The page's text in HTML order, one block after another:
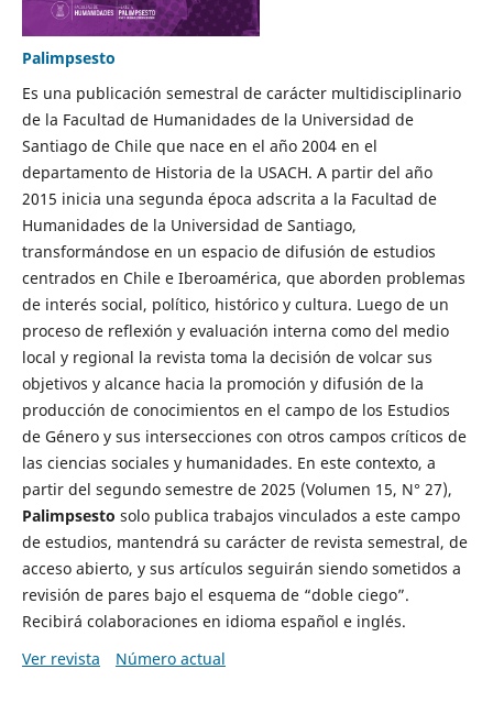
Palimpsesto
Es una publicación semestral de carácter multidisciplinario
de la Facultad de Humanidades de la Universidad de
Santiago de Chile que nace en el año 2004 en el
departamento de Historia de la USACH. A partir del año
2015 inicia una segunda época adscrita a la Facultad de
Humanidades de la Universidad de Santiago,
transformándose en un espacio de difusión de estudios
centrados en Chile e Iberoamérica, que aborden problemas
de interés social, político, histórico y cultura. Luego de un
proceso de reflexión y evaluación interna como del medio
local y regional la revista toma la decisión de volcar sus
objetivos y alcance hacia la promoción y difusión de la
producción de conocimientos en el campo de los Estudios
de Género y sus intersecciones con otros campos críticos de
las ciencias sociales y humanidades. En este contexto, a
partir del segundo semestre de 2025 (Volumen 15, N° 27),
Palimpsesto solo publica trabajos vinculados a este campo
de estudios, mantendrá su carácter de revista semestral, de
acceso abierto, y sus artículos seguirán siendo sometidos a
revisión de pares bajo el esquema de “doble ciego”.
Recibirá colaboraciones en idioma español e inglés.
Ver revista
Número actual